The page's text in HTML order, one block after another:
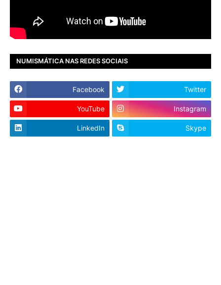
NUMISMÁTICA NAS REDES SOCIAIS
Facebook Twitter
YouTube Instagram
LinkedIn Skype